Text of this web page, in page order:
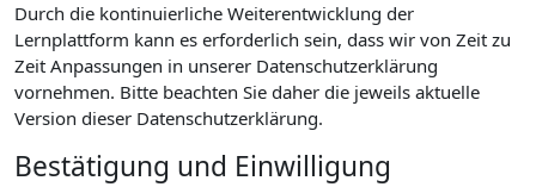
Durch die kontinuierliche Weiterentwicklung der
Lernplattform kann es erforderlich sein, dass wir von Zeit zu
Zeit Anpassungen in unserer Datenschutzerklärung
vornehmen. Bitte beachten Sie daher die jeweils aktuelle
Version dieser Datenschutzerklärung.
Bestätigung und Einwilligung